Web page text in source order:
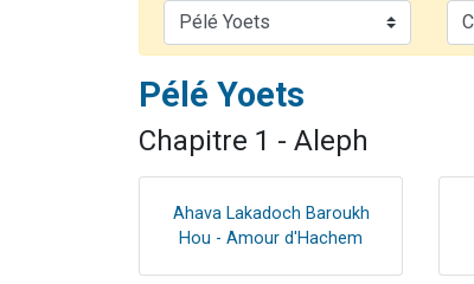
Pélé Yoets
Chapitre 1 - Aleph
Ahava Lakadoch Baroukh
Hou - Amour d'Hachem